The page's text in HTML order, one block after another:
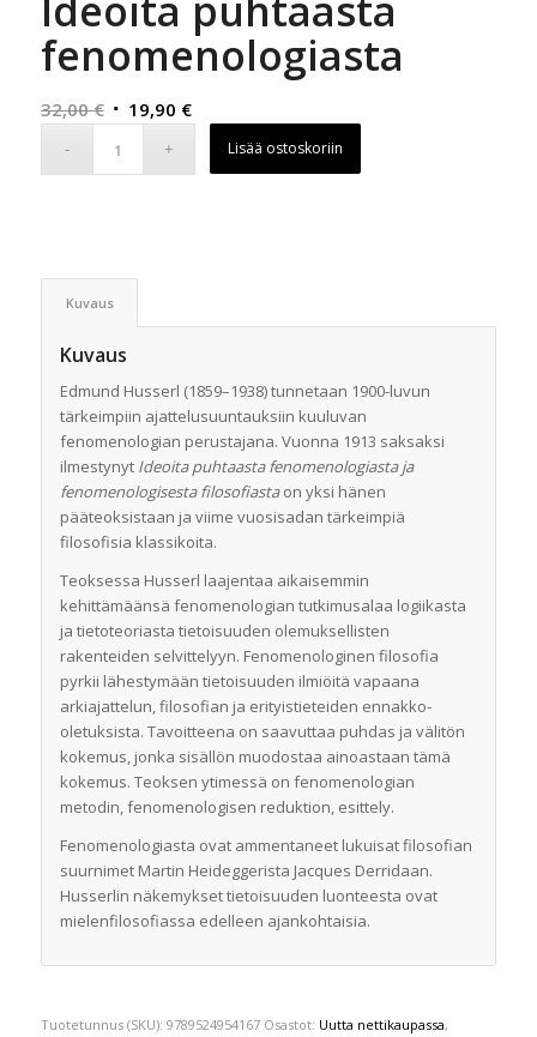
Ideoita puhtaasta
fenomenologiasta
32,00€ Alkuperäinen
19,90 €Nykyinen
hinta
on:
Lisää ostoskoriin
Kuvaus
Kuvaus
Edmund Husserl (1859–1938) tunnetaan 1900-luvun
tärkeimpiin ajattelusuuntauksiin kuuluvan
fenomenologian perustajana. Vuonna 1913 saksaksi
ilmestynyt Ideoita puhtaasta fenomenologiasta ja
fenomenologisesta filosofiastaon yksi hänen
pääteoksistaan ja viime vuosisadan tärkeimpiä
filosofisia klassikoita.
Teoksessa Husserl laajentaa aikaisemmin
kehittämäänsä fenomenologian tutkimusalaa logiikasta
ja tietoteoriasta tietoisuuden olemuksellisten
rakenteiden selvittelyyn. Fenomenologinen filosofia
pyrkii lähestymään tietoisuuden ilmiöitä vapaana
arkiajattelun, filosofian ja erityistieteiden ennakko-
oletuksista. Tavoitteena on saavuttaa puhdas ja välitön
kokemus, jonka sisällön muodostaa ainoastaan tämä
kokemus. Teoksen ytimessä on fenomenologian
metodin, fenomenologisen reduktion, esittely.
Fenomenologiasta ovat ammentaneet lukuisat filosofian
suurnimet Martin Heideggerista Jacques Derridaan.
Husserlin näkemykset tietoisuuden luonteesta ovat
mielenfilosofiassa edelleen ajankohtaisia.
Tuotetunnus (SKU): 9789524954167 Osastot: Uutta nettikaupassa,